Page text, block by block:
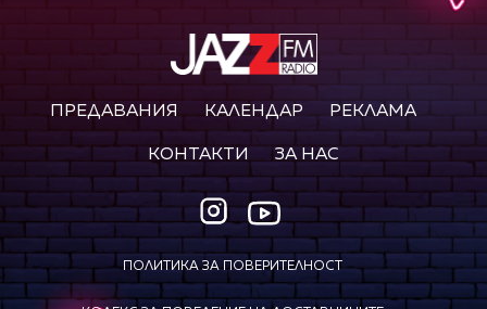
ПРЕДАВАНИЯ КАЛЕНДАР РЕКЛАМА
КОНТАКТИ ЗА НАС
ПОЛИТИКА ЗА ПОВЕРИТЕЛНОСТ